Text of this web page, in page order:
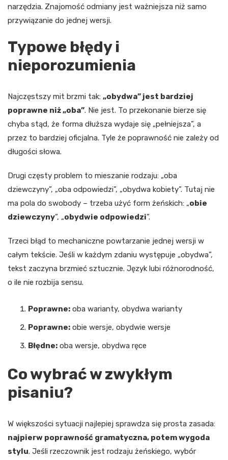
narzędzia. Znajomość odmiany jest ważniejsza niż samo
przywiązanie do jednej wersji.
Typowe błędy i
nieporozumienia
Najczęstszy mit brzmi tak: „obydwa” jest bardziej
poprawne niż „oba”. Nie jest. To przekonanie bierze się
chyba stąd, że forma dłuższa wydaje się „pełniejsza”, a
przez to bardziej oficjalna. Tyle że poprawność nie zależy od
długości słowa.
Drugi częsty problem to mieszanie rodzaju: „oba
dziewczyny”, „oba odpowiedzi”, „obydwa kobiety”. Tutaj nie
ma pola do swobody – trzeba użyć form żeńskich: „obie
dziewczyny”, „obydwie odpowiedzi”.
Trzeci błąd to mechaniczne powtarzanie jednej wersji w
całym tekście. Jeśli w każdym zdaniu występuje „obydwa”,
tekst zaczyna brzmieć sztucznie. Język lubi różnorodność,
o ile nie rozbija sensu.
Poprawne: oba warianty, obydwa warianty
Poprawne: obie wersje, obydwie wersje
Błędne: oba wersje, obydwa ręce
Co wybrać w zwykłym
pisaniu?
W większości sytuacji najlepiej sprawdza się prosta zasada:
najpierw poprawność gramatyczna, potem wygoda
stylu. Jeśli rzeczownik jest rodzaju żeńskiego, wybór